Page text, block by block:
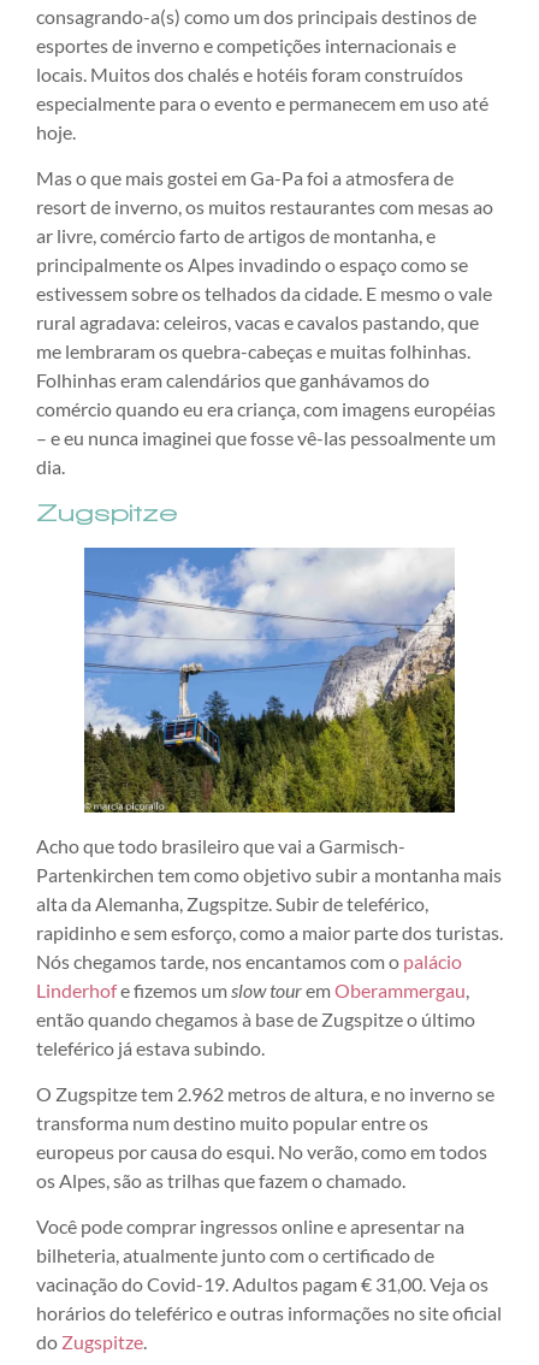
consagrando-a(s) como um dos principais destinos de
esportes de inverno e competições internacionais e
locais. Muitos dos chalés e hotéis foram construídos
especialmente para o evento e permanecem em uso até
hoje.
Mas o que mais gostei em Ga-Pa foi a atmosfera de
resort de inverno, os muitos restaurantes com mesas ao
ar livre, comércio farto de artigos de montanha, e
principalmente os Alpes invadindo o espaço como se
estivessem sobre os telhados da cidade. E mesmo o vale
rural agradava: celeiros, vacas e cavalos pastando, que
me lembraram os quebra-cabeças e muitas folhinhas.
Folhinhas eram calendários que ganhávamos do
comércio quando eu era criança, com imagens européias
– e eu nunca imaginei que fosse vê-las pessoalmente um
dia.
Zugspitze
Acho que todo brasileiro que vai a Garmisch-
Partenkirchen tem como objetivo subir a montanha mais
alta da Alemanha, Zugspitze. Subir de teleférico,
rapidinho e sem esforço, como a maior parte dos turistas.
Nós chegamos tarde, nos encantamos com o palácio
Linderhofe fizemos um slow touremOberammergau
então quando chegamos à base de Zugspitze o último
teleférico já estava subindo.
O Zugspitze tem 2.962 metros de altura, e no inverno se
transforma num destino muito popular entre os
europeus por causa do esqui. No verão, como em todos
os Alpes, são as trilhas que fazem o chamado.
Você pode comprar ingressos online e apresentar na
bilheteria, atualmente junto com o certificado de
vacinação do Covid-19. Adultos pagam € 31,00. Veja os
horários do teleférico e outras informações no site oficial
do Zugspitze.